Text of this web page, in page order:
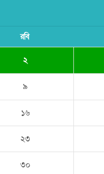
রবি
২
৯
১৬
২৩
৩০